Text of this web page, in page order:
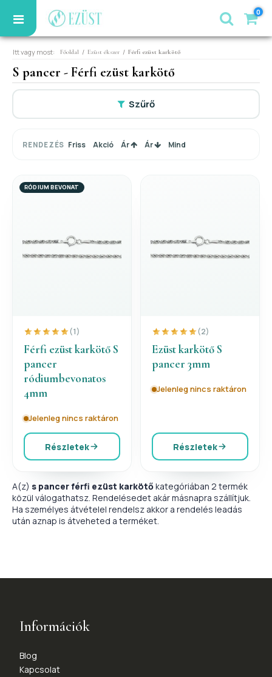
0
Itt vagy most: Főoldal / Ezüst ékszer / Férfi ezüst karkötő
S pancer - Férfi ezüst karkötő
Szűrő
RENDEZÉS Friss Akció Ár Ár Mind
RÓDIUM BEVONAT
(1)
Férfi ezüst karkötő S
pancer
ródiumbevonatos
4mm
Jelenleg nincs raktáron
Részletek
(2)
Ezüst karkötő S
pancer 3mm
Jelenleg nincs raktáron
Részletek
A(z) s pancer férfi ezüst karkötőkategóriában 2 termék
közül válogathatsz. Rendelésedet akár másnapra szállítjuk.
Ha személyes átvételel rendelsz akkor a rendelés leadás
után aznap is átveheted a terméket.
Információk
Blog
Kapcsolat